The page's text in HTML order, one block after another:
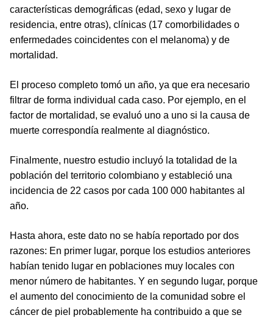
características demográficas (edad, sexo y lugar de
residencia, entre otras), clínicas (17 comorbilidades o
enfermedades coincidentes con el melanoma) y de
mortalidad.
El proceso completo tomó un año, ya que era necesario
filtrar de forma individual cada caso. Por ejemplo, en el
factor de mortalidad, se evaluó uno a uno si la causa de
muerte correspondía realmente al diagnóstico.
Finalmente, nuestro estudio incluyó la totalidad de la
población del territorio colombiano y estableció una
incidencia de 22 casos por cada 100 000 habitantes al
año.
Hasta ahora, este dato no se había reportado por dos
razones: En primer lugar, porque los estudios anteriores
habían tenido lugar en poblaciones muy locales con
menor número de habitantes. Y en segundo lugar, porque
el aumento del conocimiento de la comunidad sobre el
cáncer de piel probablemente ha contribuido a que se